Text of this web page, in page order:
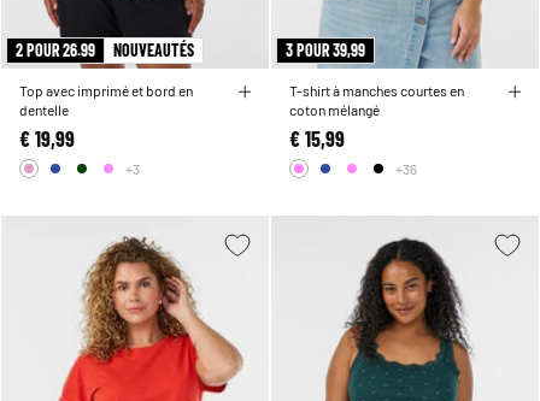
2 POUR 26.99 NOUVEAUTÉS
Top avec imprimé et bord en
dentelle
€ 19,99
+3
3 POUR 39,99
T-shirt à manches courtes en
coton mélangé
€ 15,99
+36